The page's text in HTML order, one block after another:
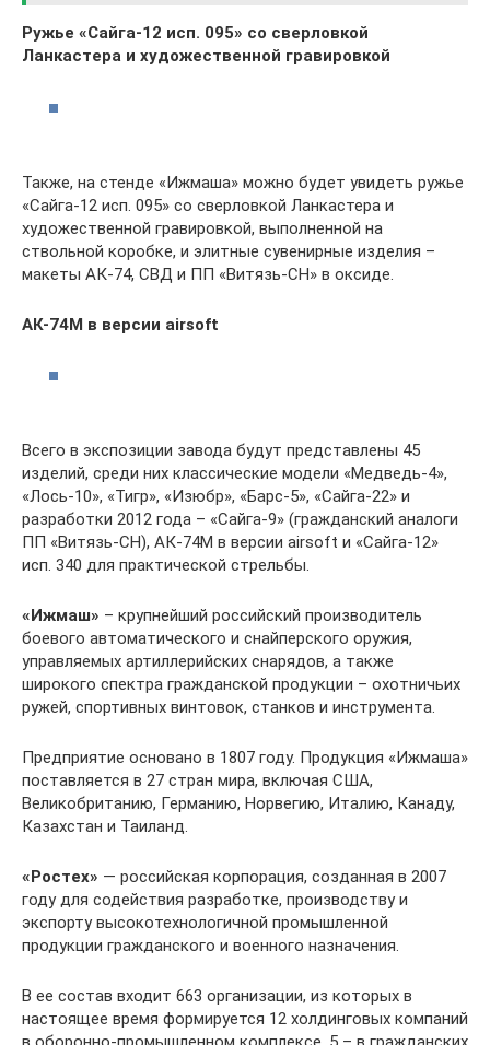
Ружье «Сайга-12 исп. 095» со сверловкой
Ланкастера и художественной гравировкой
Также, на стенде «Ижмаша» можно будет увидеть ружье
«Сайга-12 исп. 095» со сверловкой Ланкастера и
художественной гравировкой, выполненной на
ствольной коробке, и элитные сувенирные изделия –
макеты АК-74, СВД и ПП «Витязь-СН» в оксиде.
АК-74М в версии airsoft
Всего в экспозиции завода будут представлены 45
изделий, среди них классические модели «Медведь-4»,
«Лось-10», «Тигр», «Изюбр», «Барс-5», «Сайга-22» и
разработки 2012 года – «Сайга-9» (гражданский аналоги
ПП «Витязь-СН), АК-74М в версии airsoft и «Сайга-12»
исп. 340 для практической стрельбы.
«Ижмаш» – крупнейший российский производитель
боевого автоматического и снайперского оружия,
управляемых артиллерийских снарядов, а также
широкого спектра гражданской продукции – охотничьих
ружей, спортивных винтовок, станков и инструмента.
Предприятие основано в 1807 году. Продукция «Ижмаша»
поставляется в 27 стран мира, включая США,
Великобританию, Германию, Норвегию, Италию, Канаду,
Казахстан и Таиланд.
«Ростех» — российская корпорация, созданная в 2007
году для содействия разработке, производству и
экспорту высокотехнологичной промышленной
продукции гражданского и военного назначения.
В ее состав входит 663 организации, из которых в
настоящее время формируется 12 холдинговых компаний